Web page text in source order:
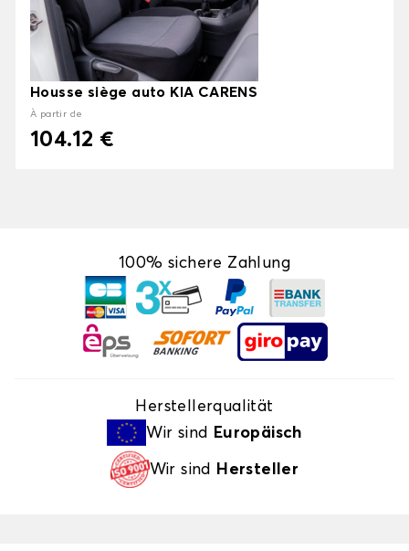
Housse siège auto KIA CARENS
À partir de
104.12 €
100% sichere Zahlung
Herstellerqualität
Wir sind
Europäisch
Wir sind Hersteller